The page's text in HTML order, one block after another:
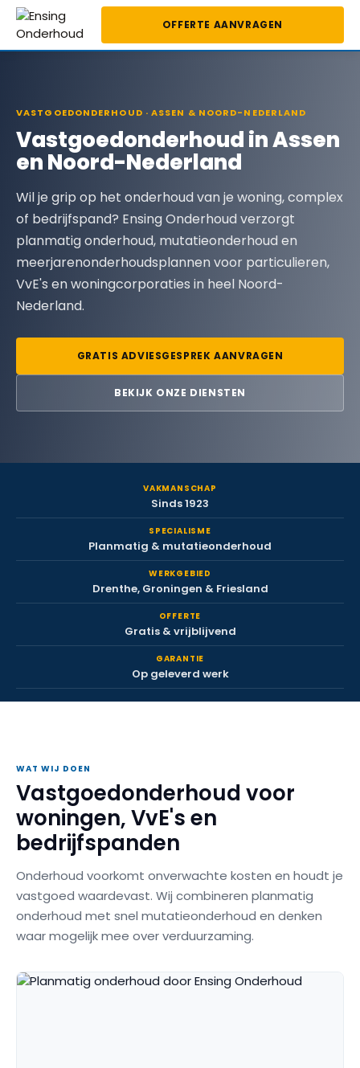
OFFERTE AANVRAGEN
VASTGOEDONDERHOUD · ASSEN & NOORD-NEDERLAND
Vastgoedonderhoud in Assen
en Noord-Nederland
Wil je grip op het onderhoud van je woning, complex
of bedrijfspand? Ensing Onderhoud verzorgt
planmatig onderhoud, mutatieonderhoud en
meerjarenonderhoudsplannen voor particulieren,
VvE's en woningcorporaties in heel Noord-
Nederland.
GRATIS ADVIESGESPREK AANVRAGEN
BEKIJK ONZE DIENSTEN
VAKMANSCHAP
Sinds 1923
SPECIALISME
Planmatig & mutatieonderhoud
WERKGEBIED
Drenthe, Groningen & Friesland
OFFERTE
Gratis & vrijblijvend
GARANTIE
Op geleverd werk
WAT WIJ DOEN
Vastgoedonderhoud voor
woningen, VvE's en
bedrijfspanden
Onderhoud voorkomt onverwachte kosten en houdt je
vastgoed waardevast. Wij combineren planmatig
onderhoud met snel mutatieonderhoud en denken
waar mogelijk mee over verduurzaming.